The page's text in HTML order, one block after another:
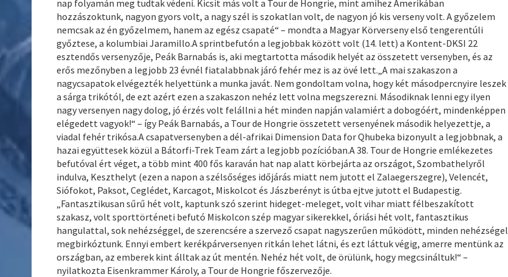
nap folyamán meg tudtak védeni. Kicsit más volt a Tour de Hongrie, mint amihez Amerikában
hozzászoktunk, nagyon gyors volt, a nagy szél is szokatlan volt, de nagyon jó kis verseny volt. A győzelem
nemcsak az én győzelmem, hanem az egész csapaté“ – mondta a Magyar Körverseny első tengerentúli
győztese, a kolumbiai Jaramillo.A sprintbefutón a legjobbak között volt (14. lett) a Kontent-DKSI 22
esztendős versenyzője, Peák Barnabás is, aki megtartotta második helyét az összetett versenyben, és az
erős mezőnyben a legjobb 23 évnél fiatalabbnak járó fehér mez is az övé lett.„A mai szakaszon a
nagycsapatok elvégezték helyettünk a munka javát. Nem gondoltam volna, hogy két másodpercnyire leszek
a sárga trikótól, de ezt azért ezen a szakaszon nehéz lett volna megszerezni. Másodiknak lenni egy ilyen
nagy versenyen nagy dolog, jó érzés volt felállni a hét minden napján valamiért a dobogóért, mindenképpen
elégedett vagyok!“ – így Peák Barnabás, a Tour de Hongrie összetett versenyének második helyezettje, a
viadal fehér trikósa.A csapatversenyben a dél-afrikai Dimension Data for Qhubeka bizonyult a legjobbnak, a
hazai együttesek közül a Bátorfi-Trek Team zárt a legjobb pozícióban.A 38. Tour de Hongrie emlékezetes
befutóval ért véget, a több mint 400 fős karaván hat nap alatt körbejárta az országot, Szombathelyről
indulva, Keszthelyt (ezen a napon a szélsőséges időjárás miatt nem jutott el Zalaegerszegre), Velencét,
Siófokot, Paksot, Ceglédet, Karcagot, Miskolcot és Jászberényt is útba ejtve jutott el Budapestig.
„Fantasztikusan sűrű hét volt, kaptunk szó szerint hideget-meleget, volt vihar miatt félbeszakított
szakasz, volt sporttörténeti befutó Miskolcon szép magyar sikerekkel, óriási hét volt, fantasztikus
hangulattal, sok nehézséggel, de szerencsére a szervező csapat nagyszerűen működött, minden nehézségel
megbirkóztunk. Ennyi embert kerékpárversenyen ritkán lehet látni, és ezt láttuk végig, amerre mentünk az
országban, az emberek kint álltak az út mentén. Nehéz hét volt, de örülünk, hogy megcsináltuk!“ –
nyilatkozta Eisenkrammer Károly, a Tour de Hongrie főszervezője.